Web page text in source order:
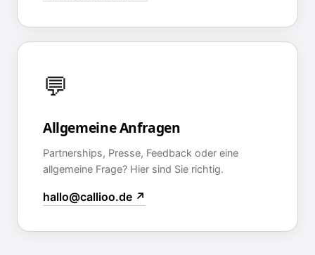
💬
Allgemeine Anfragen
Partnerships, Presse, Feedback oder eine
allgemeine Frage? Hier sind Sie richtig.
hallo@callioo.de ↗